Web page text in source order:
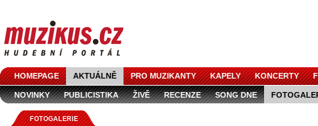
HOMEPAGE AKTUÁLNĚ PRO MUZIKANTY KAPELY KONCERTY
NOVINKY PUBLICISTIKA ŽIVĚ RECENZE SONG DNE
FOTOGALERIE